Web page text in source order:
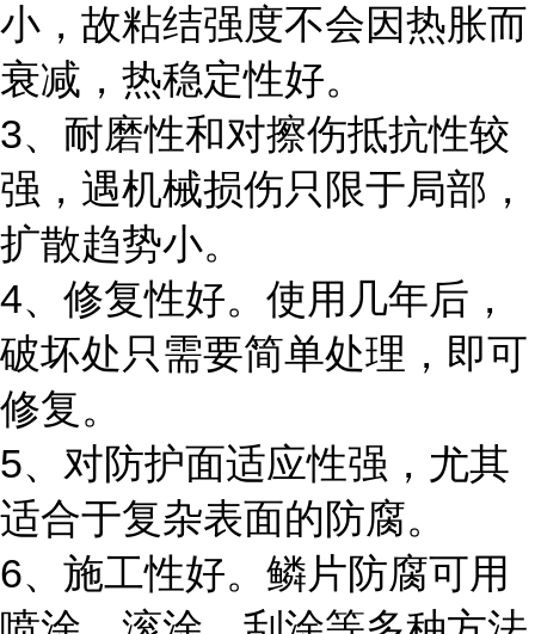
小，故粘结强度不会因热胀而
衰减，热稳定性好。
3、耐磨性和对擦伤抵抗性较
强，遇机械损伤只限于局部，
扩散趋势小。
4、修复性好。使用几年后，
破坏处只需要简单处理，即可
修复。
5、对防护面适应性强，尤其
适合于复杂表面的防腐。
6、施工性好。鳞片防腐可用